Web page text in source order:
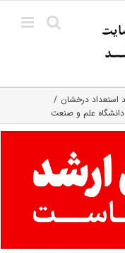
استعداد درخشان
علم ‌و ‌صنعت